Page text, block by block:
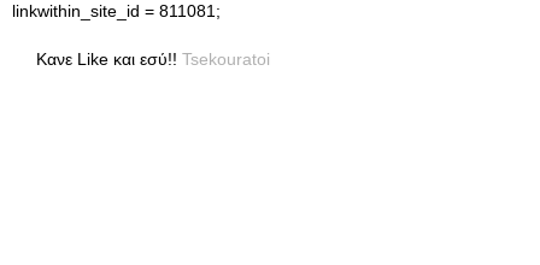
linkwithin_site_id = 811081;
Κανε Like και εσύ!! Tsekouratoi